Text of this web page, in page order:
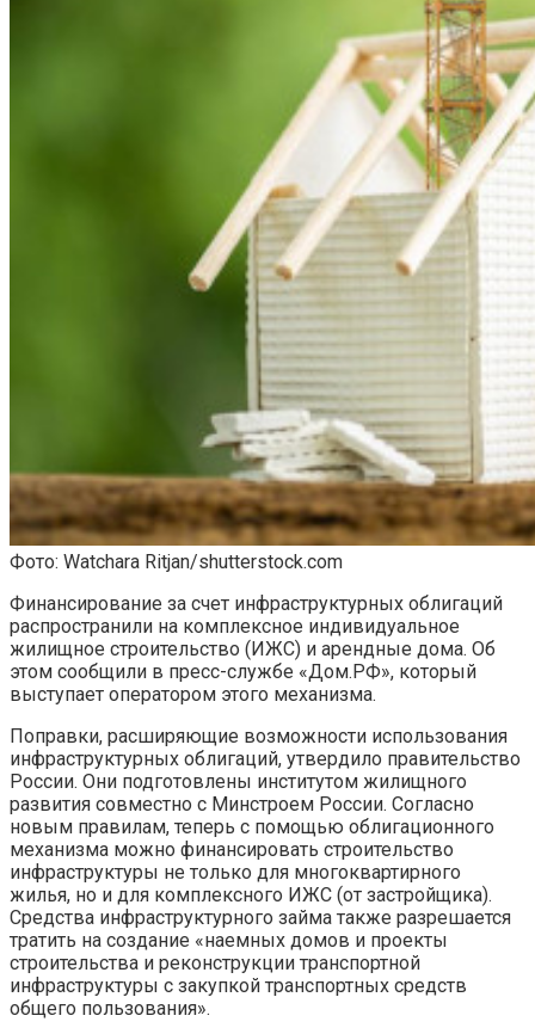
Фото: Watchara Ritjan/shutterstock.com
Финансирование за счет инфраструктурных облигаций
распространили на комплексное индивидуальное
жилищное строительство (ИЖС) и арендные дома. Об
этом сообщили в пресс-службе «Дом.РФ», который
выступает оператором этого механизма.
Поправки, расширяющие возможности использования
инфраструктурных облигаций, утвердило правительство
России. Они подготовлены институтом жилищного
развития совместно с Минстроем России. Согласно
новым правилам, теперь с помощью облигационного
механизма можно финансировать строительство
инфраструктуры не только для многоквартирного
жилья, но и для комплексного ИЖС (от застройщика).
Средства инфраструктурного займа также разрешается
тратить на создание «наемных домов и проекты
строительства и реконструкции транспортной
инфраструктуры с закупкой транспортных средств
общего пользования».